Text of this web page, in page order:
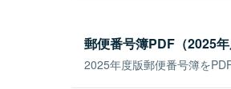
郵便番号簿PDF（2025年
2025年度版郵便番号簿を